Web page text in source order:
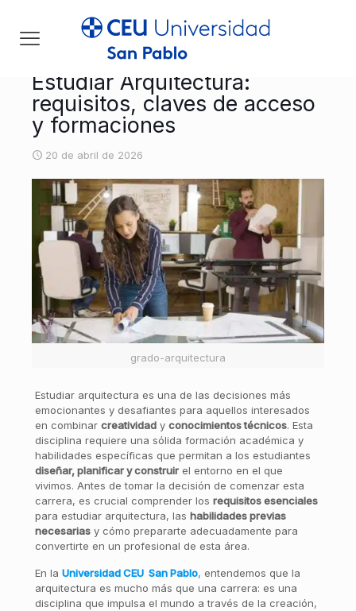
Estudiar Arquitectura:
requisitos, claves de acceso
y formaciones
20 de abril de 2026
grado-arquitectura
Estudiar arquitectura es una de las decisiones más
emocionantes y desafiantes para aquellos interesados
en combinar creatividady conocimientos técnicos. Esta
disciplina requiere una sólida formación académica y
habilidades específicas que permitan a los estudiantes
diseñar, planificar y construirel entorno en el que
vivimos. Antes de tomar la decisión de comenzar esta
carrera, es crucial comprender los requisitos esenciales
para estudiar arquitectura, las habilidades previas
necesariasy cómo prepararte adecuadamente para
convertirte en un profesional de esta área.
En la Universidad CEU San Pablo, entendemos que la
arquitectura es mucho más que una carrera: es una
disciplina que impulsa el mundo a través de la creación,